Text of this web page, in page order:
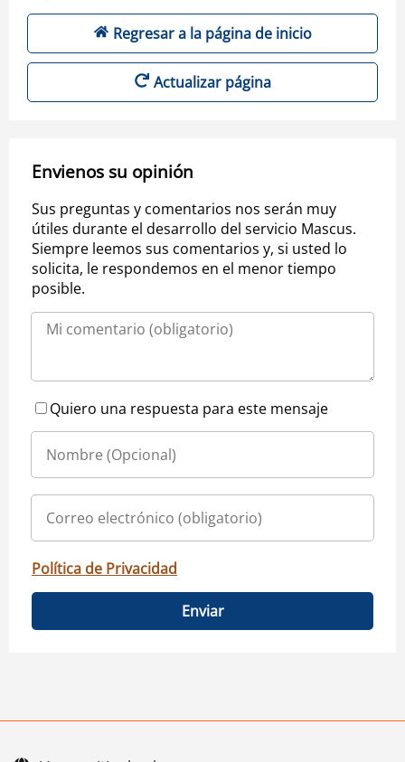
Regresar a la página de inicio
Actualizar página
Envienos su opinión
Sus preguntas y comentarios nos serán muy
útiles durante el desarrollo del servicio Mascus.
Siempre leemos sus comentarios y, si usted lo
solicita, le respondemos en el menor tiempo
posible.
Quiero una respuesta para este mensaje
Política de Privacidad
Enviar